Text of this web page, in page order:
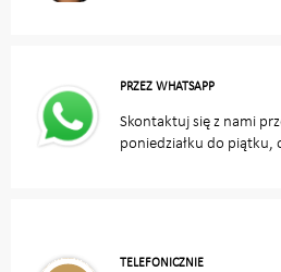
PRZEZ WHATSAPP
Skontaktuj się z nami
poniedziałku do piątku,
TELEFONICZNIE